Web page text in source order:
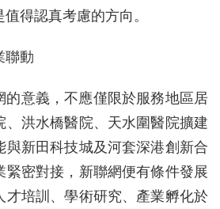
得認真考慮的方向。
聯動
的意義，不應僅限於服務地區居
、洪水橋醫院、天水圍醫院擴建
與新田科技城及河套深港創新合
緊密對接，新聯網便有條件發展
才培訓、學術研究、產業孵化於